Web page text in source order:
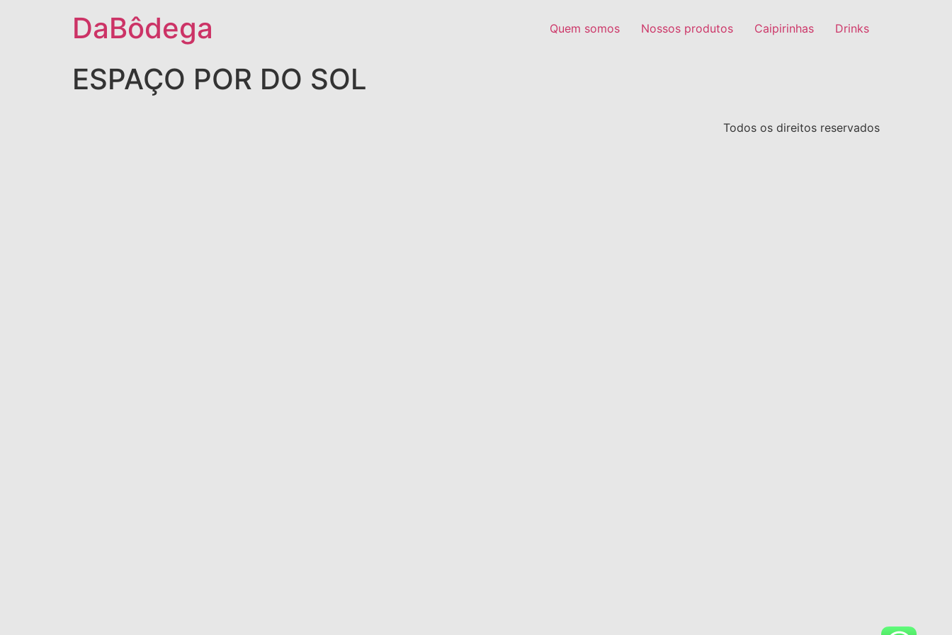
DaBôdega Quem somos Nossos produtos Caipirinhas Drinks
ESPAÇO POR DO SOL
Todos os direitos reservados